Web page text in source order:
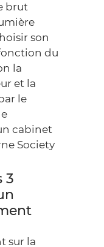
brut
son
du
la
et la
le
cabinet
Society
3
sur la